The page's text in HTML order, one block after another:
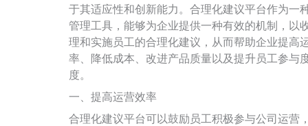
于其适应性和创新能力。合理化建议平台作为一
管理工具，能够为企业提供一种有效的机制，以
理和实施员工的合理化建议，从而帮助企业提高
率、降低成本、改进产品质量以及提升员工参与
度。
一、提高运营效率
合理化建议平台可以鼓励员工积极参与公司运营